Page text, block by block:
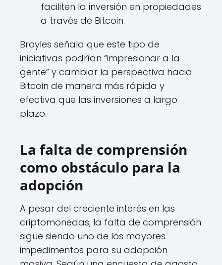
faciliten la inversión en propiedades
a través de Bitcoin.
Broyles señala que este tipo de
iniciativas podrían “impresionar a la
gente” y cambiar la perspectiva hacia
Bitcoin de manera más rápida y
efectiva que las inversiones a largo
plazo.
La falta de comprensión
como obstáculo para la
adopción
A pesar del creciente interés en las
criptomonedas, la falta de comprensión
sigue siendo uno de los mayores
impedimentos para su adopción